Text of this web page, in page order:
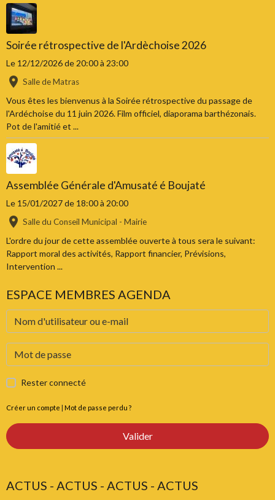
Soirée rétrospective de l'Ardèchoise 2026
Le 12/12/2026de 20:00à 23:00
Salle de Matras
Vous êtes les bienvenus à la Soirée rétrospective du passage de
l'Ardéchoise du 11 juin 2026. Film officiel, diaporama barthézonais.
Pot de l'amitié et ...
Assemblée Générale d'Amusaté é Boujaté
Le 15/01/2027de 18:00à 20:00
Salle du Conseil Municipal - Mairie
L'ordre du jour de cette assemblée ouverte à tous sera le suivant:
Rapport moral des activités, Rapport financier, Prévisions,
Intervention ...
ESPACE MEMBRES AGENDA
Rester connecté
Créer un compte | Mot de passe perdu ?
Valider
ACTUS - ACTUS - ACTUS - ACTUS